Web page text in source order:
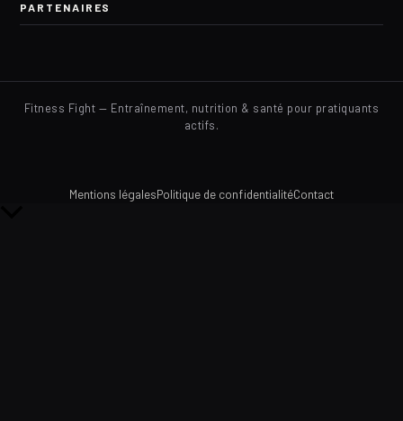
PARTENAIRES
Fitness Fight — Entraînement, nutrition & santé pour pratiquants
actifs.
Mentions légalesPolitique de confidentialitéContact